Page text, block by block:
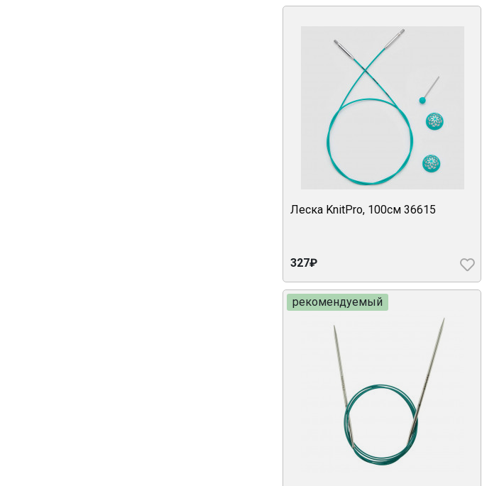
Леска KnitPro, 100см 36615
327₽
рекомендуемый